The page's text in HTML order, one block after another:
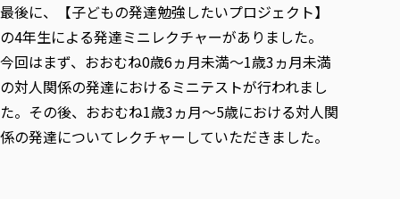
最後に、【子どもの発達勉強したいプロジェクト】
の4年生による発達ミニレクチャーがありました。
今回はまず、おおむね0歳6ヵ月未満～1歳3ヵ月未満
の対人関係の発達におけるミニテストが行われまし
た。その後、おおむね1歳3ヵ月～5歳における対人関
係の発達についてレクチャーしていただきました。